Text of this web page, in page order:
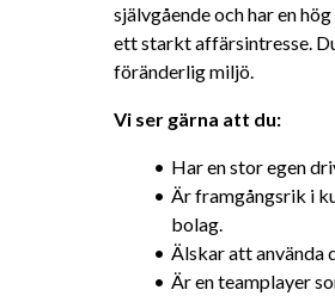
självgående och har en
ett starkt affärsintresse.
föränderlig miljö.
Vi ser gärna att du:
Har en stor egen
Är framgångsrik i
bolag.
Älskar att använda
Är en teamplayer